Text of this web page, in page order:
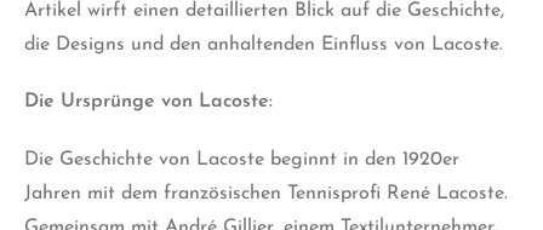
Artikel wirft einen detaillierten Blick auf die Geschichte,
die Designs und den anhaltenden Einfluss von Lacoste.
Die Ursprünge von Lacoste:
Die Geschichte von Lacoste beginnt in den 1920er
Jahren mit dem französischen Tennisprofi René Lacoste.